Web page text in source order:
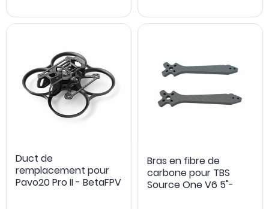
Duct de
remplacement pour
Pavo20 Pro II - BetaFPV
Bras en fibre de
carbone pour TBS
Source One V6 5"-